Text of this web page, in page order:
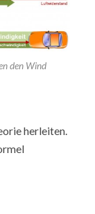
den Wind
herleiten.